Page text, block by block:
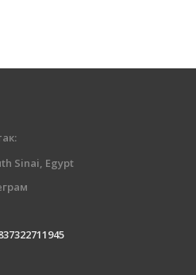
Sinai, Egypt